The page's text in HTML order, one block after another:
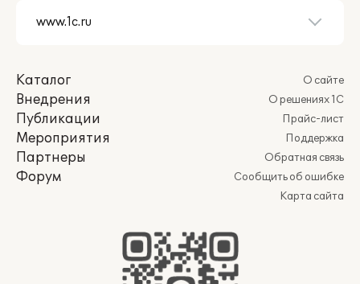
Каталог
Внедрения
Публикации
Мероприятия
Партнеры
Форум
О сайте
О решениях 1С
Прайс-лист
Поддержка
Обратная связь
Сообщить об ошибке
Карта сайта